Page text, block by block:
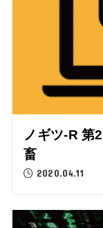
ノギツ-R 第
畜
2020.04.11